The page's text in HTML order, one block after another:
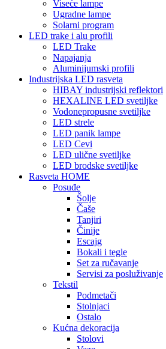
Viseće lampe
Ugradne lampe
Solarni program
LED trake i alu profili
LED Trake
Napajanja
Aluminijumski profili
Industrijska LED rasveta
HIBAY industrijski reflektori
HEXALINE LED svetiljke
Vodonepropusne svetiljke
LED strele
LED panik lampe
LED Cevi
LED ulične svetiljke
LED brodske svetiljke
Rasveta HOME
Posuđe
Šolje
Čaše
Tanjiri
Činije
Escajg
Bokali i tegle
Set za ručavanje
Servisi za posluživanje
Tekstil
Podmetači
Stolnjaci
Ostalo
Kućna dekoracija
Stolovi